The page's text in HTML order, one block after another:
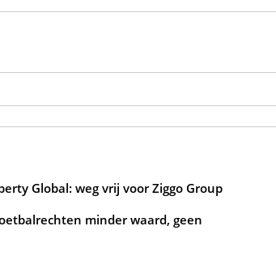
Global: weg vrij voor Ziggo Group
minder waard, geen